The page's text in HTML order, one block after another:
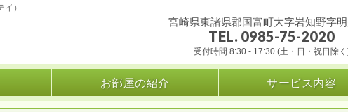
）
宮崎県東諸県郡国富町大字岩知野字
TEL. 0985-75-2020
受付時間 8:30 - 17:30 (土・日・祝日除
お部屋の紹介 サービス内容